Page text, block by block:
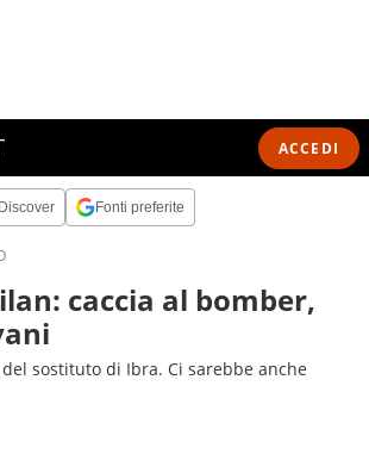
ACCEDI
Fonti preferite
caccia al bomber,
sostituto di Ibra. Ci sarebbe anche